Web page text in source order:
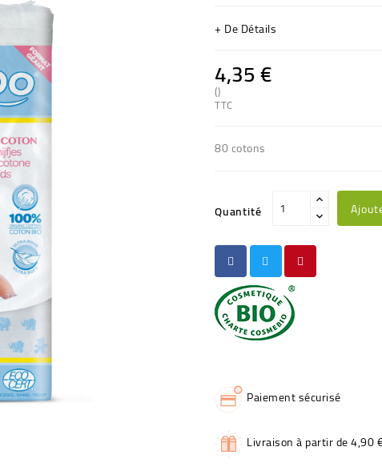
+ De Détails
4,35 €
()
TTC
80 cotons
Quantité
Paiement sécurisé
Livraison à partir de 4,90